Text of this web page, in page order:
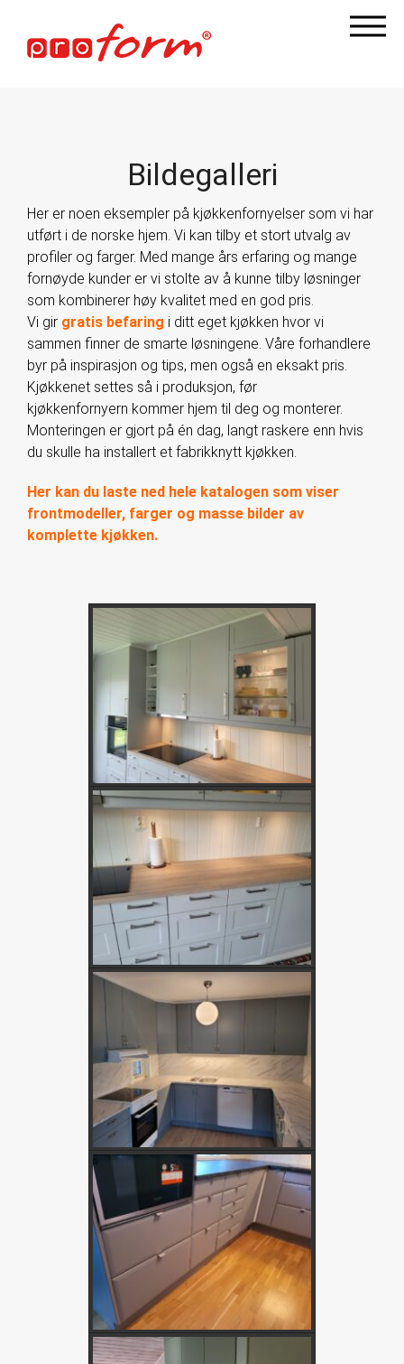
Bildegalleri
Her er noen eksempler på kjøkkenfornyelser som vi har
utført i de norske hjem. Vi kan tilby et stort utvalg av
profiler og farger. Med mange års erfaring og mange
fornøyde kunder er vi stolte av å kunne tilby løsninger
som kombinerer høy kvalitet med en god pris.
Vi gir gratis befaring i ditt eget kjøkken hvor vi
sammen finner de smarte løsningene. Våre forhandlere
byr på inspirasjon og tips, men også en eksakt pris.
Kjøkkenet settes så i produksjon, før
kjøkkenfornyern kommer hjem til deg og monterer.
Monteringen er gjort på én dag, langt raskere enn hvis
du skulle ha installert et fabrikknytt kjøkken.
Her kan du laste ned hele katalogen som viser
frontmodeller, farger og masse bilder av
komplette kjøkken.